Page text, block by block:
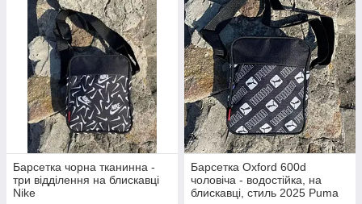
Барсетка чорна тканинна -
три відділення на блискавці
Nike
Барсетка Oxford 600d
чоловіча - водостійка, на
блискавці, стиль 2025 Puma